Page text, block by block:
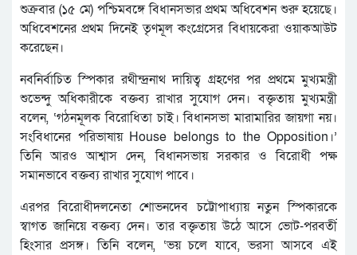
শুক্রবার (১৫ মে) পশ্চিমবঙ্গে বিধানসভার প্রথম অধিবেশন শুরু হয়েছে।
অধিবেশনের প্রথম দিনেই তৃণমূল কংগ্রেসের বিধায়কেরা ওয়াকআউট
করেছেন।
নবনির্বাচিত স্পিকার রথীন্দ্রনাথ দায়িত্ব গ্রহণের পর প্রথমে মুখ্যমন্ত্রী
শুভেন্দু অধিকারীকে বক্তব্য রাখার সুযোগ দেন। বক্তৃতায় মুখ্যমন্ত্রী
বলেন, ‘গঠনমূলক বিরোধিতা চাই। বিধানসভা মারামারির জায়গা নয়।
সংবিধানের পরিভাষায় House belongs to the Opposition।’
তিনি আরও আশ্বাস দেন, বিধানসভায় সরকার ও বিরোধী পক্ষ
সমানভাবে বক্তব্য রাখার সুযোগ পাবে।
এরপর বিরোধীদলনেতা শোভনদেব চট্টোপাধ্যায় নতুন স্পিকারকে
স্বাগত জানিয়ে বক্তব্য দেন। তার বক্তৃতায় উঠে আসে ভোট-পরবর্তী
হিংসার প্রসঙ্গ। তিনি বলেন, ‘ভয় চলে যাবে, ভরসা আসবে এই